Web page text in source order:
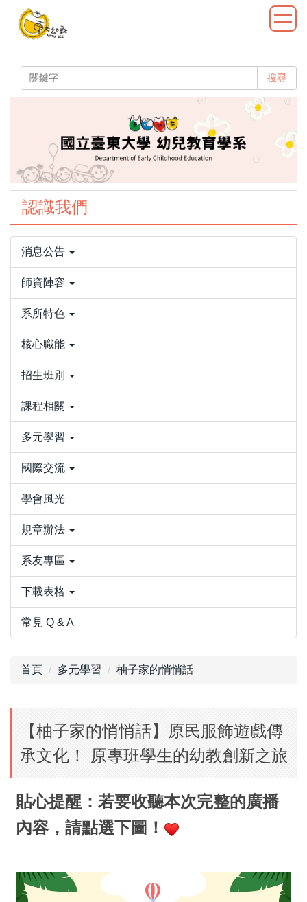
搜尋
認識我們
消息公告
師資陣容
系所特色
核心職能
招生班別
課程相關
多元學習
國際交流
學會風光
規章辦法
系友專區
下載表格
常見 Q & A
首頁 多元學習 柚子家的悄悄話
【柚子家的悄悄話】原民服飾遊戲傳
承文化！ 原專班學生的幼教創新之旅
貼心提醒：若要收聽本次完整的廣播
內容，請點選下圖！